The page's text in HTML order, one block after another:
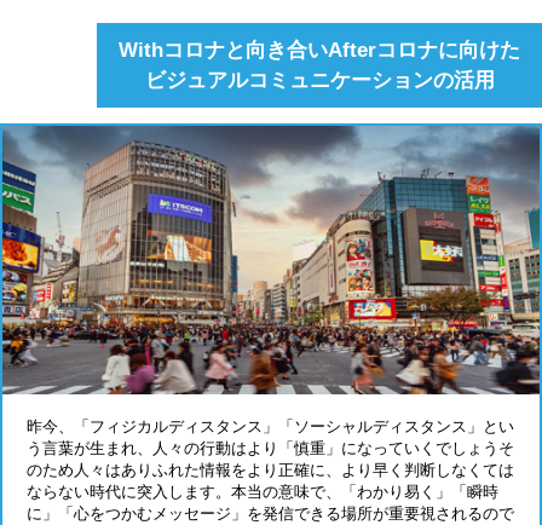
Withコロナと向き合いAfterコロナに向けた
ビジュアルコミュニケーションの活用
昨今、「フィジカルディスタンス」「ソーシャルディスタンス」とい
う言葉が生まれ、人々の行動はより「慎重」になっていくでしょう そ
のため人々はありふれた情報をより正確に、より早く 判断しなくては
ならない時代に突入します。 本当の意味で、「わかり易く」「瞬時
に」「心をつかむメッセージ」を発信できる場所が重要視されるので